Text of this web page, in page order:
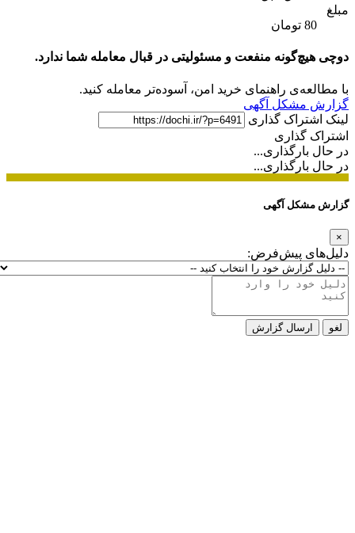
مبلغ
80 تومان
دوچی هیچ‌گونه منفعت و مسئولیتی در قبال معامله شما ندارد.
با مطالعه‌ی راهنمای خرید امن، آسوده‌تر معامله کنید.
گزارش مشکل آگهی
لینک اشتراک گذاری
اشتراک گذاری
در حال بارگذاری...
در حال بارگذاری...
گزارش مشکل آگهی
×
دلیل‌های پیش‌فرض:
لغو ارسال گزارش